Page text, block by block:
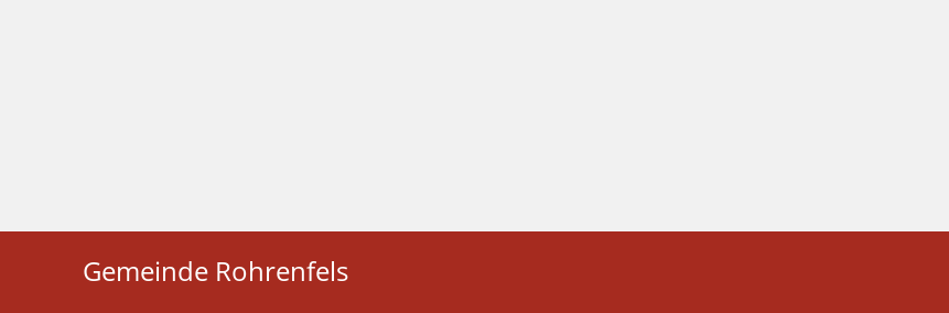
Gemeinde Rohrenfels